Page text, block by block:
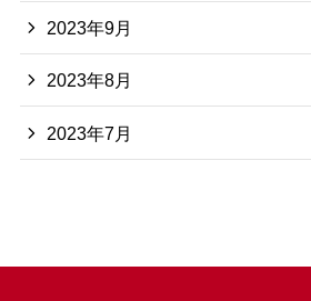
2023年9月
2023年8月
2023年7月